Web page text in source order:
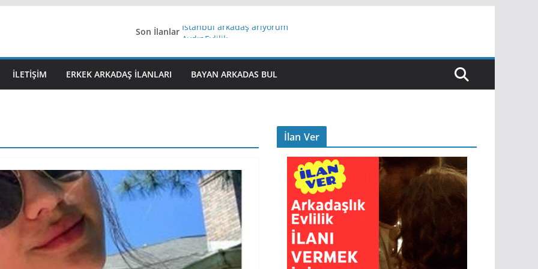
Son İlanlar İstanbul arkadaş arıyorum
Yeni Bir Aşk Lazım
iş arayanlara iş
İLETIŞIM ERKEK ARKADAŞ ILANLARI BAYAN ARKADAS BUL
İlan Ver